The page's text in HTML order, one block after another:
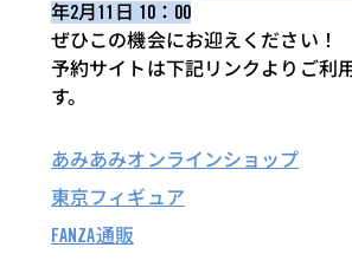
年2月11日 10：00
ぜひこの機会にお迎えください！
予約サイトは下記リンクよりご利
す。
あみあみオンラインショップ
東京フィギュア
FANZA通販